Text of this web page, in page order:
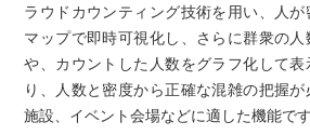
ラウドカウンティング技術を用い、人が
マップで即時可視化し、さらに群衆の
や、カウントした人数をグラフ化して
り、人数と密度から正確な混雑の把握
施設、イベント会場などに適した機能です